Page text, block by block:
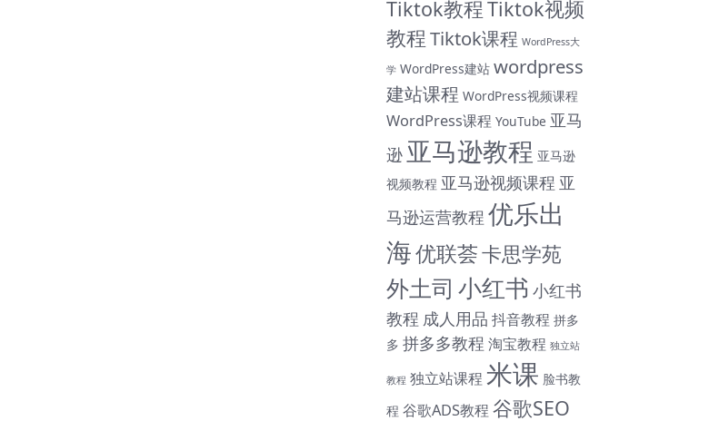
Tiktok教程Tiktok视频
教程Tiktok课程 WordPress大
学 WordPress建站 wordpress
建站课程 WordPress视频课程
WordPress课程 YouTube 亚马
逊 亚马逊教程 亚马逊
视频教程 亚马逊视频课程 亚
马逊运营教程 优乐出
海优联荟卡思学苑
外土司 小红书 小红书
教程 成人用品 抖音教程 拼多
多 拼多多教程 淘宝教程 独立站
教程 独立站课程 米课 脸书教
程 谷歌ADS教程 谷歌SEO